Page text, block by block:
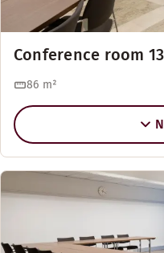
Conference room 13
86 m²